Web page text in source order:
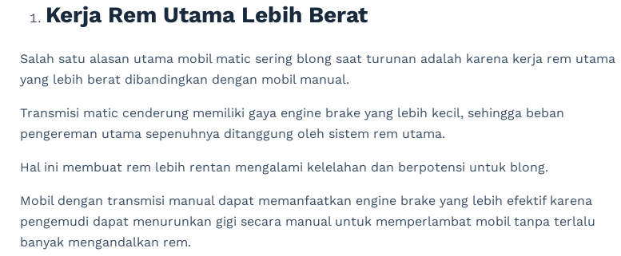
Kerja Rem Utama Lebih Berat
Salah satu alasan utama mobil matic sering blong saat turunan adalah karena kerja rem utama
yang lebih berat dibandingkan dengan mobil manual.
Transmisi matic cenderung memiliki gaya engine brake yang lebih kecil, sehingga beban
pengereman utama sepenuhnya ditanggung oleh sistem rem utama.
Hal ini membuat rem lebih rentan mengalami kelelahan dan berpotensi untuk blong.
Mobil dengan transmisi manual dapat memanfaatkan engine brake yang lebih efektif karena
pengemudi dapat menurunkan gigi secara manual untuk memperlambat mobil tanpa terlalu
banyak mengandalkan rem.